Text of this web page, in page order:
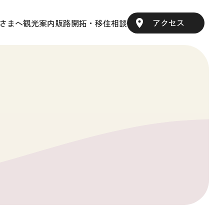
まへ観光案内販路開拓・移住相談 アクセス